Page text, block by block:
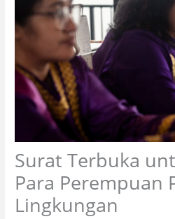
Surat Terbuka
Para Perempuan
Lingkungan